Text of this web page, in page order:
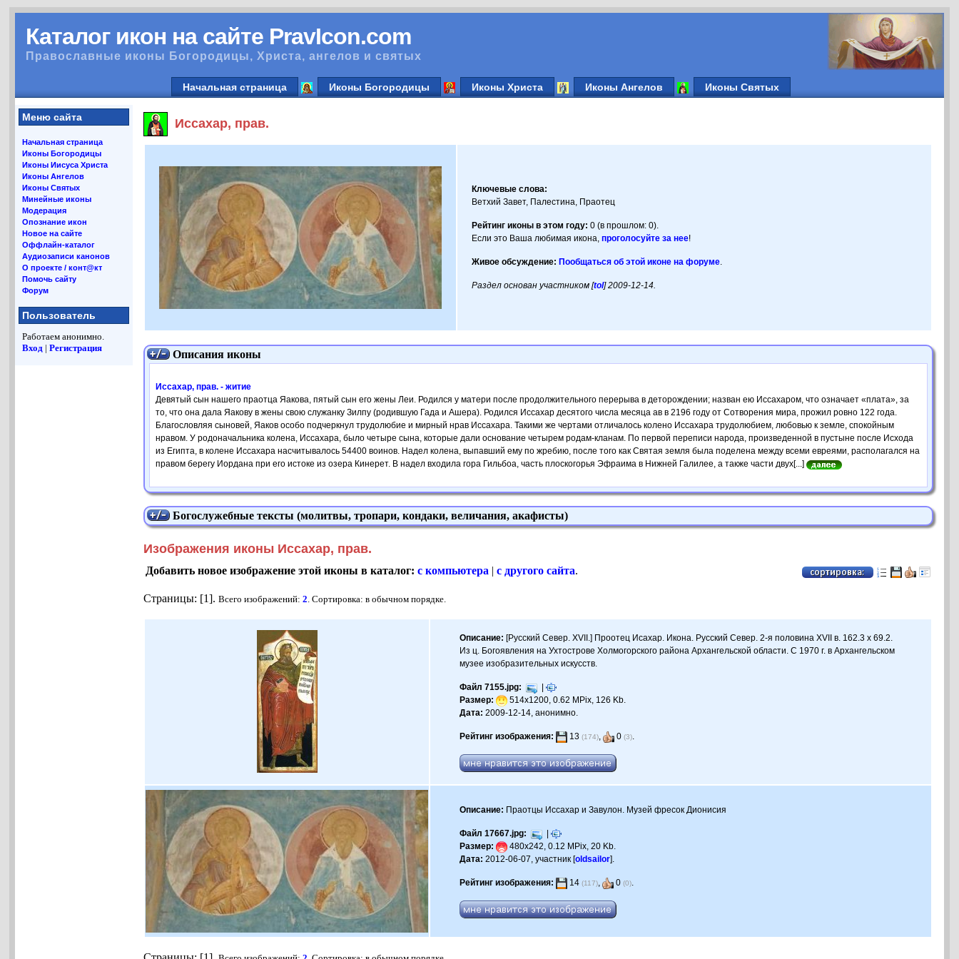
Каталог икон на сайте PravIcon.com
Православные иконы Богородицы, Христа, ангелов и святых
Начальная страница Иконы Богородицы Иконы Христа Иконы Ангелов Иконы Святых
Меню сайта
Начальная страница
Иконы Богородицы
Иконы Иисуса Христа
Иконы Ангелов
Иконы Святых
Минейные иконы
Модерация
Опознание икон
Новое на сайте
Оффлайн-каталог
Аудиозаписи канонов
О проекте / конт@кт
Помочь сайту
Форум
Пользователь
Работаем анонимно.
Вход |Регистрация
Иссахар, прав.
Ключевые слова:
Ветхий Завет, Палестина, Праотец
Рейтинг иконы в этом году: 0 (в прошлом: 0).
Если это Ваша любимая икона,проголосуйте за нее!
Живое обсуждение: Пообщаться об этой иконе на форуме.
Раздел основан участником [tol] 2009-12-14.
Описания иконы
Иссахар, прав. - житие
Девятый сын нашего праотца Яакова, пятый сын его жены Леи. Родился у матери после продолжительного перерыва в деторождении; назван ею Иссахаром, что означает «плата», за
то, что она дала Яакову в жены свою служанку Зилпу (родившую Гада и Ашера). Родился Иссахар десятого числа месяца ав в 2196 году от Сотворения мира, прожил ровно 122 года.
Благословляя сыновей, Яаков особо подчеркнул трудолюбие и мирный нрав Иссахара. Такими же чертами отличалось колено Иссахара ­трудолюбием, любовью к земле, спокойным
нравом. У родоначальника колена, Иссахара, было четыре сына, которые дали основание четырем родам-кланам. По первой переписи народа, произведенной в пустыне после Исхода
из Египта, в колене Иссахара насчитывалось 54400 воинов. Надел колена, выпавший ему по жребию, после того как Святая земля была поделена между всеми евреями, располагался на
правом берегу Иордана при его истоке из озера Кинерет. В надел входила гора Гильбоа, часть плоскогорья Эфраима в Нижней Галилее, а также части двух[...]
Богослужебные тексты (молитвы, тропари, кондаки, величания, акафисты)
Изображения иконы Иссахар, прав.
Добавить новое изображение этой иконы в каталог:с компьютера |с другого сайта.
Страницы: [1].Всего изображений:2. Сортировка: в обычном порядке.
Описание: [Русский Север. XVII.] Проотец Исахар. Икона. Русский Север. 2-я половина XVII в. 162.3 х 69.2.
Из ц. Богоявления на Ухтострове Холмогорского района Архангельской области. С 1970 г. в Архангельском
музее изобразительных искусств.
Файл 7155.jpg:
|
Размер:
514x1200, 0.62 MPix, 126 Kb.
Дата: 2009-12-14, анонимно.
Рейтинг изображения: 13(174), 0(3).
Описание: Праотцы Иссахар и Завулон. Музей фресок Дионисия
Файл 17667.jpg:
|
Размер:
480x242, 0.12 MPix, 20 Kb.
Дата: 2012-06-07, участник [oldsailor].
Рейтинг изображения: 14(117), 0(0).